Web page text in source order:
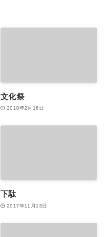
文化祭
2018年2月16日
下駄
2017年11月13日